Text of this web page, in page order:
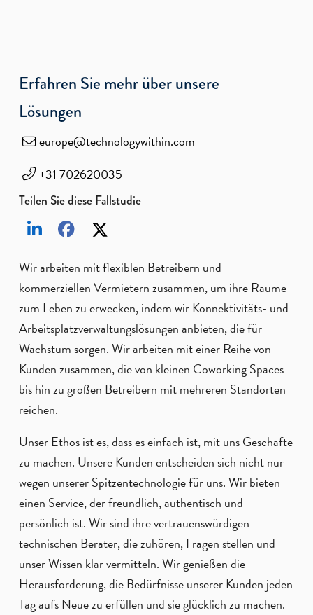
Erfahren Sie mehr über unsere
Lösungen
europe@technologywithin.com
+31 702620035
Teilen Sie diese Fallstudie
Wir arbeiten mit flexiblen Betreibern und
kommerziellen Vermietern zusammen, um ihre Räume
zum Leben zu erwecken, indem wir Konnektivitäts- und
Arbeitsplatzverwaltungslösungen anbieten, die für
Wachstum sorgen. Wir arbeiten mit einer Reihe von
Kunden zusammen, die von kleinen Coworking Spaces
bis hin zu großen Betreibern mit mehreren Standorten
reichen.
Unser Ethos ist es, dass es einfach ist, mit uns Geschäfte
zu machen. Unsere Kunden entscheiden sich nicht nur
wegen unserer Spitzentechnologie für uns. Wir bieten
einen Service, der freundlich, authentisch und
persönlich ist. Wir sind ihre vertrauenswürdigen
technischen Berater, die zuhören, Fragen stellen und
unser Wissen klar vermitteln. Wir genießen die
Herausforderung, die Bedürfnisse unserer Kunden jeden
Tag aufs Neue zu erfüllen und sie glücklich zu machen.